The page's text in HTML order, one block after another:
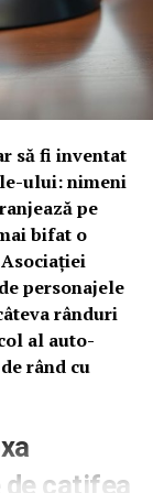
a generat o
este
să mai taie
de doi
dintr-o
mod de a
renunțare,
O critică
de a
să fi inventat
ului: nimeni
pe
bifat o
personajele
rânduri
al auto-
rând cu
catifea